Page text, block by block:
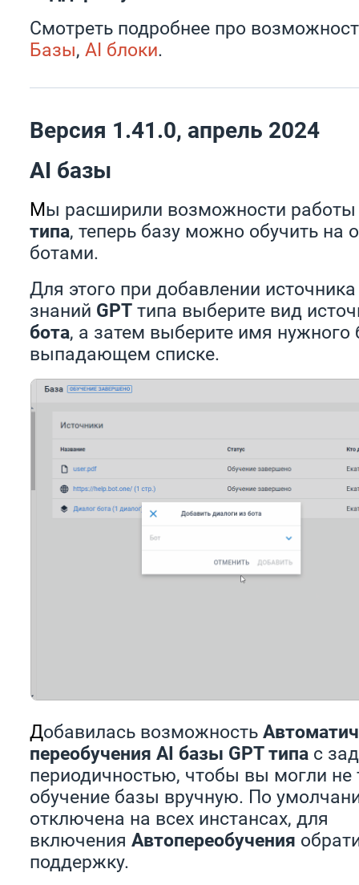
Смотреть подробнее про
Базы, AI блоки.
Версия 1.41.0, апрель 2024
AI базы
Мы расширили возможности
типа, теперь базу можно обучить на
ботами.
Для этого при добавлении
знаний GPT типа выберите вид
бота, а затем выберите имя нужного
выпадающем списке.
Добавилась возможность
переобучения AI базы GPT типа с
периодичностью, чтобы вы могли не
обучение базы вручную. По
отключена на всех инстансах, для
включения Автопереобучения
поддержку.